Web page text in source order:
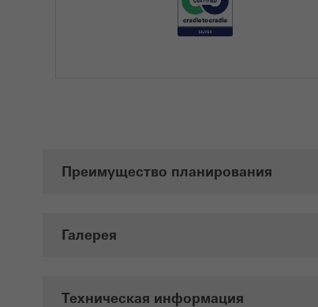
Преимущество планирования
Галерея
Техническая информация